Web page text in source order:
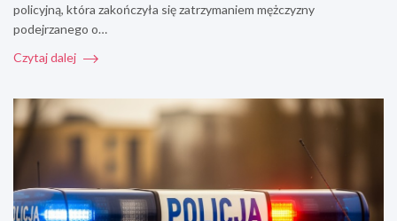
policyjną, która zakończyła się zatrzymaniem mężczyzny
podejrzanego o…
Czytaj dalej